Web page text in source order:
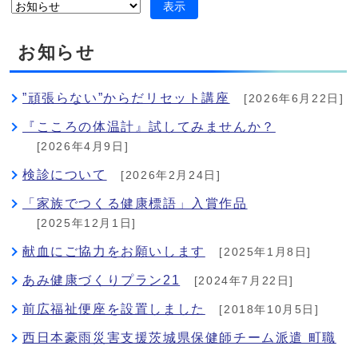
表示
お知らせ
”頑張らない”からだリセット講座 [2026年6月22日]
『こころの体温計』試してみませんか？
[2026年4月9日]
検診について [2026年2月24日]
「家族でつくる健康標語」入賞作品
[2025年12月1日]
献血にご協力をお願いします [2025年1月8日]
あみ健康づくりプラン21 [2024年7月22日]
前広福祉便座を設置しました [2018年10月5日]
西日本豪雨災害支援茨城県保健師チーム派遣 町職